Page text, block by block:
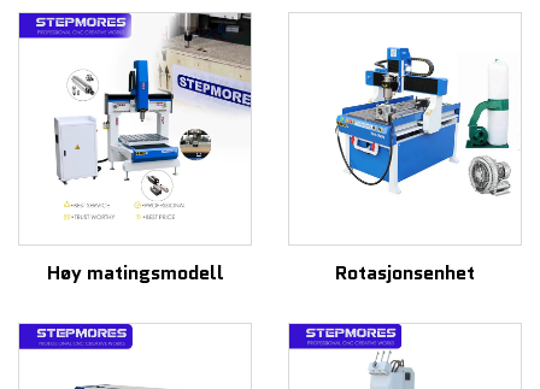
Høy matingsmodell Rotasjonsenhet